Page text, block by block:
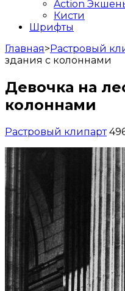
Action
Кисти
Шрифты
Главная>Растровый
здания с колоннами
Девочка на
колоннами
Растровый клипарт